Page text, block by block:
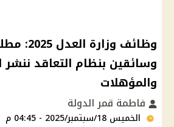
وظائف
وسائقين بنظام التعاقد
والمؤهلات
فاطمة قمر الدولة
الخميس 18/سبتمبر/2025 - 04:45 م